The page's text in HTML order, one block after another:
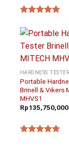
Portable
Brinell & Vikers
MHVS1
Rp